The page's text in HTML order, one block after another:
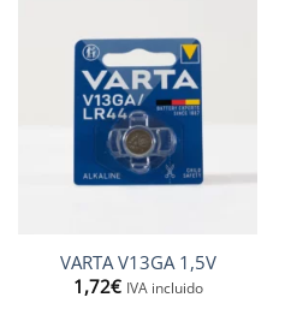
VARTA V13GA 1,5V
1,72€ IVA incluido